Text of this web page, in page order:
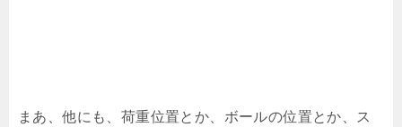
まあ、他にも、荷重位置とか、ボールの位置とか、ス